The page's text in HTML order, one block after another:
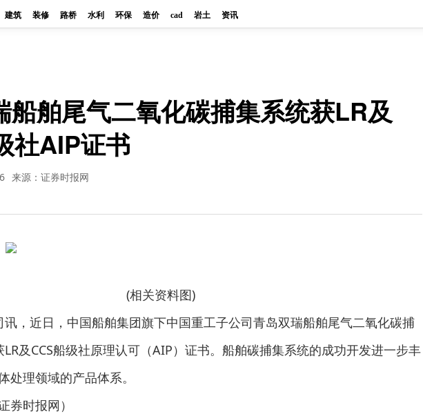
建筑 装修 路桥 水利 环保 造价 cad 岩土 资讯
船舶尾气二氧化碳捕集系统获LR及
社AIP证书
来源：证券时报网
(相关资料图)
讯，近日，中国船舶集团旗下中国重工子公司青岛双瑞船舶尾气二氧化碳捕
LR及CCS船级社原理认可（AIP）证书。船舶碳捕集系统的成功开发进一步丰
处理领域的产品体系。
券时报网）